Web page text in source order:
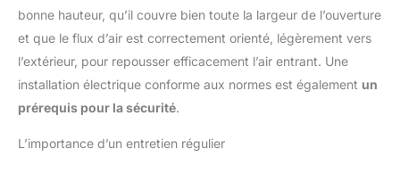
bonne hauteur, qu’il couvre bien toute la largeur de l’ouverture
et que le flux d’air est correctement orienté, légèrement vers
l’extérieur, pour repousser efficacement l’air entrant. Une
installation électrique conforme aux normes est également un
prérequis pour la sécurité.
L’importance d’un entretien régulier